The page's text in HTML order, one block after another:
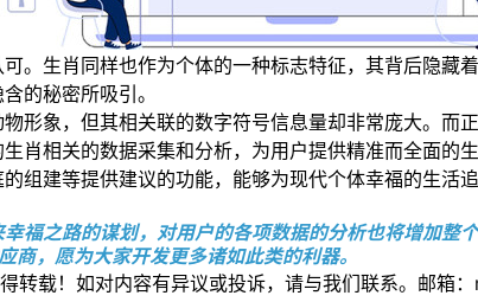
生肖同样也作为个体的一种标志特征，其背后隐藏
的秘密所吸引。
象，但其相关联的数字符号信息量却非常庞大。而
肖相关的数据采集和分析，为用户提供精准而全面的生
建等提供建议的功能，能够为现代个体幸福的生活
福之路的谋划，对用户的各项数据的分析也将增加
，愿为大家开发更多诸如此类的利器。
转载！如对内容有异议或投诉，请与我们联系。邮箱